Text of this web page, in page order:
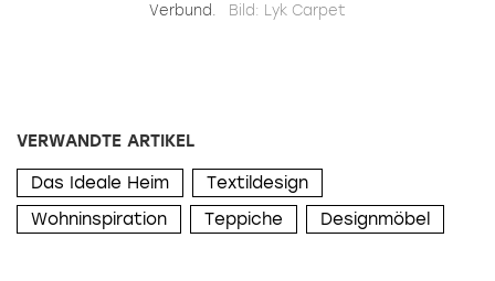
Verbund.
Bild: Lyk Carpet
VERWANDTE ARTIKEL
Das Ideale Heim
Textildesign
Wohninspiration
Teppiche Designmöbel